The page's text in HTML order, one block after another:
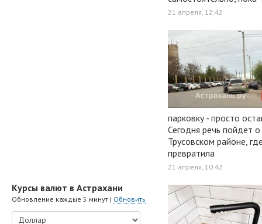
Курсы валют в Астрахани
Обновление каждые 5 минут | Обновить
21 апреля, 12:42
парковку - просто
Сегодня речь пойдет
Трусовском районе,
превратила
21 апреля, 10:42